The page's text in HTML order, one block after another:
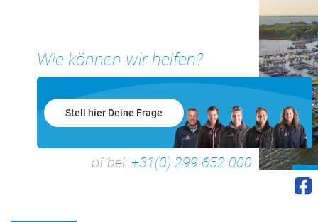
Wie können wir helfen?
Stell hier Deine Frage
of bel: +31(0) 299 652 000